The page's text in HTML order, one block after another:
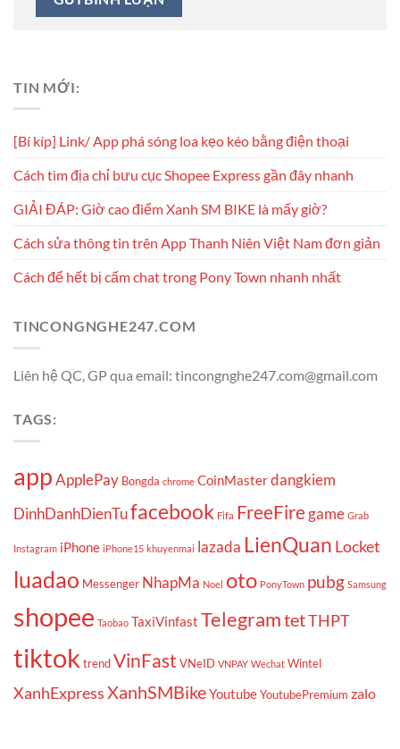
TIN MỚI:
[Bí kíp] Link/ App phá sóng loa kẹo kéo bằng điện thoại
Cách tìm địa chỉ bưu cục Shopee Express gần đây nhanh
GIẢI ĐÁP: Giờ cao điểm Xanh SM BIKE là mấy giờ?
Cách sửa thông tin trên App Thanh Niên Việt Nam đơn giản
Cách để hết bị cấm chat trong Pony Town nhanh nhất
TINCONGNGHE247.COM
Liên hệ QC, GP qua email: tincongnghe247.com@gmail.com
TAGS:
appApplePay Bongda chrome CoinMasterdangkiem
DinhDanhDienTufacebook Fifa FreeFiregame Grab
Instagram iPhone iPhone15 khuyenmai lazada LienQuan Locket
luadao Messenger NhapMa Noel oto PonyTown pubg Samsung
shopee Taobao TaxiVinfast TelegramtetTHPT
tiktok trendVinFast VNeID VNPAY Wechat Wintel
XanhExpressXanhSMBikeYoutubeYoutubePremium zalo